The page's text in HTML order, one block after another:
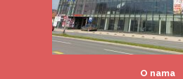
O nama